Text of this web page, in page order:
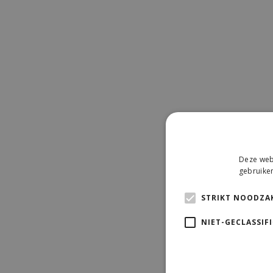
Deze
STRIKT
NIET-